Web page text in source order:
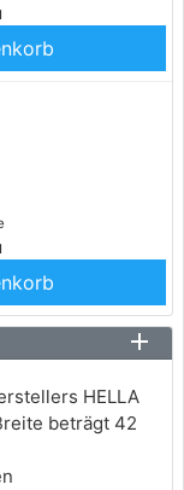
HELLA
beträgt 42